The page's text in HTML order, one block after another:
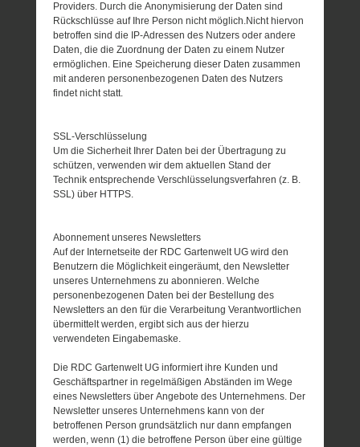
Providers. Durch die Anonymisierung der Daten sind
Rückschlüsse auf Ihre Person nicht möglich.Nicht hiervon
betroffen sind die IP-Adressen des Nutzers oder andere
Daten, die die Zuordnung der Daten zu einem Nutzer
ermöglichen. Eine Speicherung dieser Daten zusammen
mit anderen personenbezogenen Daten des Nutzers
findet nicht statt.
SSL-Verschlüsselung
Um die Sicherheit Ihrer Daten bei der Übertragung zu
schützen, verwenden wir dem aktuellen Stand der
Technik entsprechende Verschlüsselungsverfahren (z. B.
SSL) über HTTPS.
Abonnement unseres Newsletters
Auf der Internetseite der RDC Gartenwelt UG wird den
Benutzern die Möglichkeit eingeräumt, den Newsletter
unseres Unternehmens zu abonnieren. Welche
personenbezogenen Daten bei der Bestellung des
Newsletters an den für die Verarbeitung Verantwortlichen
übermittelt werden, ergibt sich aus der hierzu
verwendeten Eingabemaske.
Die RDC Gartenwelt UG informiert ihre Kunden und
Geschäftspartner in regelmäßigen Abständen im Wege
eines Newsletters über Angebote des Unternehmens. Der
Newsletter unseres Unternehmens kann von der
betroffenen Person grundsätzlich nur dann empfangen
werden, wenn (1) die betroffene Person über eine gültige